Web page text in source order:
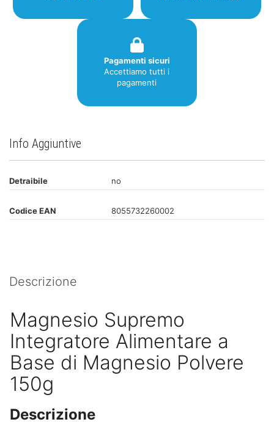
Pagamenti sicuri
Accettiamo tutti i
pagamenti
Info Aggiuntive
Detraibile no
Codice EAN 8055732260002
Descrizione
Magnesio Supremo
Integratore Alimentare a
Base di Magnesio Polvere
150g
Descrizione